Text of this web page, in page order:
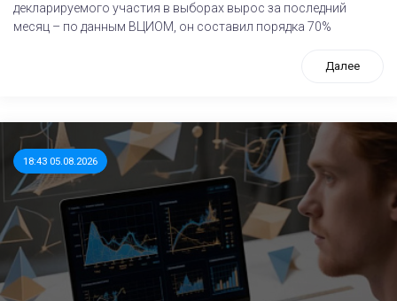
декларируемого участия в выборах вырос за последний
месяц – по данным ВЦИОМ, он составил порядка 70%
Далее
18:43 05.08.2026